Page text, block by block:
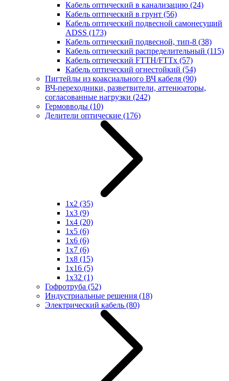
Кабель оптический в канализацию (24)
Кабель оптический в грунт (56)
Кабель оптический подвесной самонесущий
ADSS (173)
Кабель оптический подвесной, тип-8 (38)
Кабель оптический распределительный (115)
Кабель оптический FTTH/FTTx (57)
Кабель оптический огнестойкий (54)
Пигтейлы из коаксиального ВЧ кабеля (90)
ВЧ-переходники, разветвители, аттенюаторы,
согласованные нагрузки (242)
Гермовводы (10)
Делители оптические (176)
1x2 (35)
1x3 (9)
1x4 (20)
1x5 (6)
1x6 (6)
1x7 (6)
1x8 (15)
1x16 (5)
1x32 (1)
Гофротруба (52)
Индустриальные решения (18)
Электрический кабель (80)